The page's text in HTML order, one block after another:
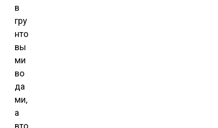
в
гру
нто
вы
ми
во
да
ми,
а
вто